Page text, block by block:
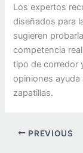
Los expertos
diseñados para
sugieren
competencia
tipo de corredor
opiniones
zapatillas.
PREVIOUS